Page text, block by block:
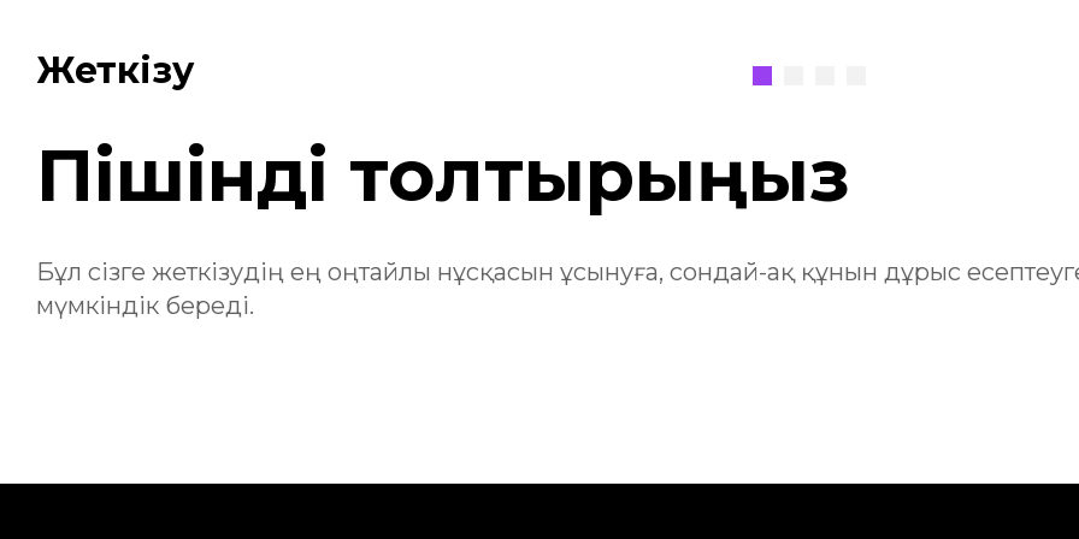
Жеткізу
Пішінді толтырыңыз
Бұл сізге жеткізудің ең оңтайлы нұсқасын ұсынуға, сондай-ақ құнын дұрыс
мүмкіндік береді.